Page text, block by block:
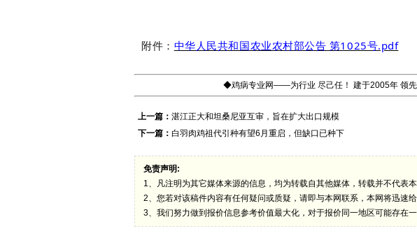
附件： 中华人民共和国农业农村部公告 第1025号.pdf
◆鸡病专业网——为行业 尽己任！ 建于2005年 领
上一篇： 湛江正大和坦桑尼亚互审，旨在扩大出口规模
下一篇： 白羽肉鸡祖代引种有望6月重启，但缺口已种下
免责声明:
1、凡注明为其它媒体来源的信息，均为转载自其他媒体，转载并不代表
2、您若对该稿件内容有任何疑问或质疑，请即与本网联系，本网将迅速给
3、我们努力做到报价信息参考价值最大化，对于报价同一地区可能存在